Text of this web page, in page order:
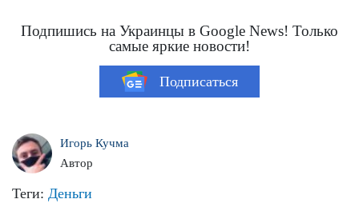
Подпишись на Украинцы в Google News! Только
самые яркие новости!
Подписаться
Игорь Кучма
Автор
Теги: Деньги